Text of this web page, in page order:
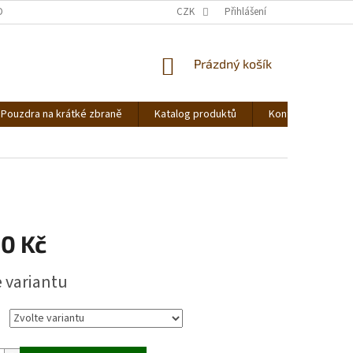
OBCHODU OBCHODNÍ PODMÍNKY PODMÍNKY OCHRANY
CZK Přihlášení
NÁKUPNÍ
Prázdný košík
Pouzdra na krátké zbraně Katalog produktů Kontakt
Kč
variantu